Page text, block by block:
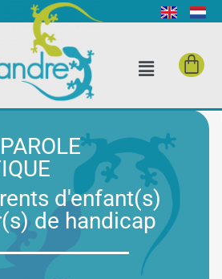
d'enfant(s)
de handicap